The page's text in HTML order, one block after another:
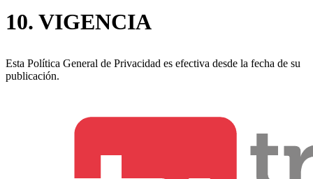
10. VIGENCIA
Esta Política General de Privacidad es efectiva desde la fecha de su
publicación.